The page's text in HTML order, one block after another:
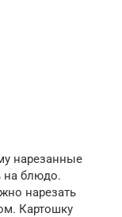
нарезанные
на блюдо.
нарезать
Картошку